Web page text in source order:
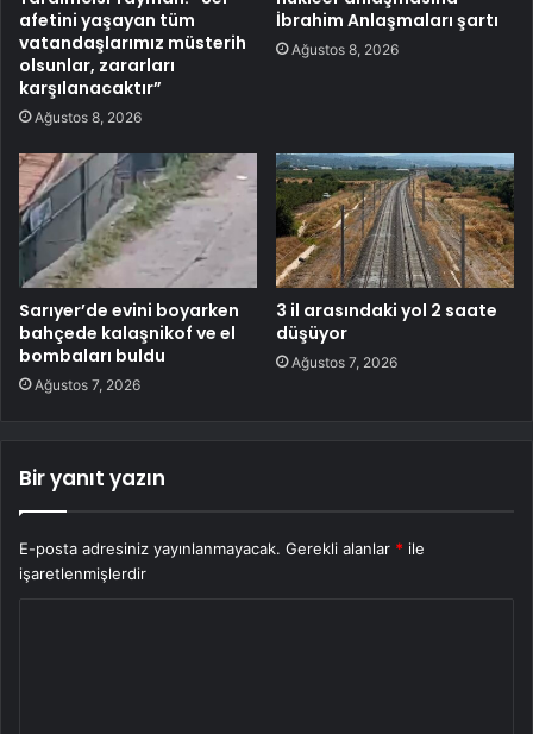
afetini yaşayan tüm
vatandaşlarımız müsterih
olsunlar, zararları
karşılanacaktır”
Ağustos 8, 2026
İbrahim Anlaşmaları şartı
Ağustos 8, 2026
Sarıyer’de evini boyarken
bahçede kalaşnikof ve el
bombaları buldu
Ağustos 7, 2026
3 il arasındaki yol 2 saate
düşüyor
Ağustos 7, 2026
Bir yanıt yazın
E-posta adresiniz yayınlanmayacak. Gerekli alanlar * ile
işaretlenmişlerdir